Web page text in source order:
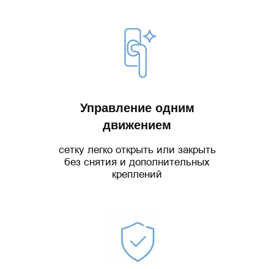
Управление одним
движением
сетку легко открыть или закрыть
без снятия и дополнительных
креплений